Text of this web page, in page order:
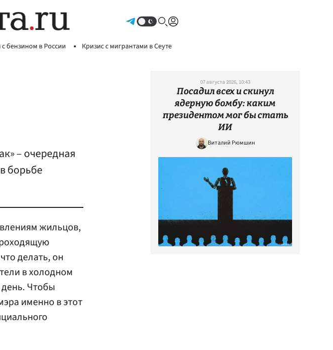
бензином в России Кризис с мигрантами в Сеуте
– очередная
борьбе
жильцов,
делать, он
в холодном
Чтобы
именно в этот
07 августа 2026, 10:43
Посадил всех и скинул
ядерную бомбу: каким
президентом мог бы стать
ИИ
Виталий Рюмшин